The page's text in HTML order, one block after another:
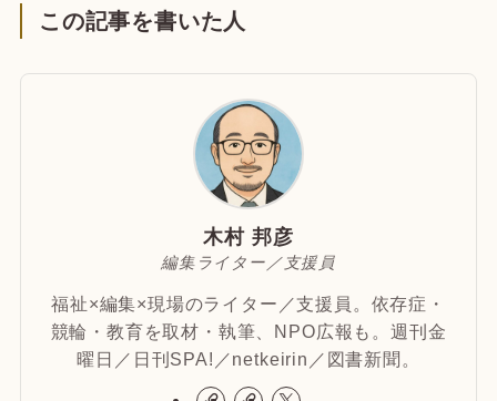
この記事を書いた人
木村 邦彦
編集ライター／支援員
福祉×編集×現場のライター／支援員。依存症・
競輪・教育を取材・執筆、NPO広報も。週刊金
曜日／日刊SPA!／netkeirin／図書新聞。